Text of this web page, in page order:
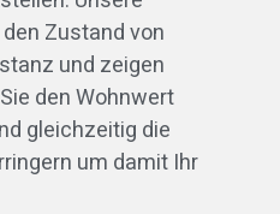
Zustand von
und zeigen
den Wohnwert
gleichzeitig die
um damit Ihr